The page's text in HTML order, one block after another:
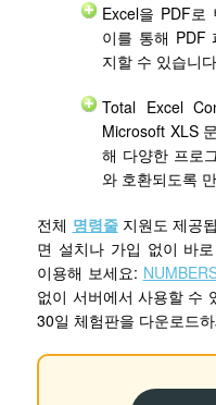
Excel을 PDF로
이를 통해 PDF
지할 수 있습니
Total Excel
Microsoft XLS
해 다양한 프로
와 호환되도록
전체 명령줄지원도 제공
면 설치나 가입 없이 바
이용해 보세요:
없이 서버에서 사용할 수
30일 체험판을 다운로드